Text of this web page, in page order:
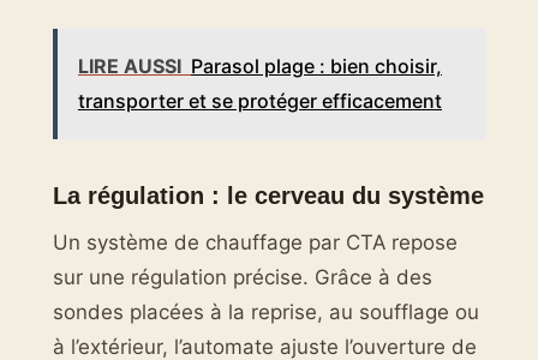
LIRE AUSSI Parasol plage : bien choisir,
transporter et se protéger efficacement
La régulation : le cerveau du système
Un système de chauffage par CTA repose
sur une régulation précise. Grâce à des
sondes placées à la reprise, au soufflage ou
à l’extérieur, l’automate ajuste l’ouverture de